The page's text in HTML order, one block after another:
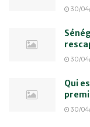
30/
30/
Qui
30/